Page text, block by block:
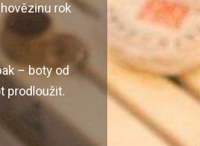
rok
– boty od
prodloužit.